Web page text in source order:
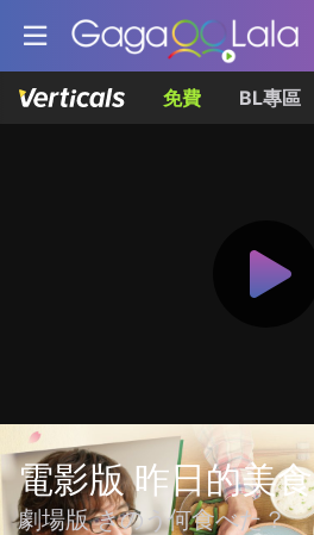
免費 BL專區
電影版 昨日的美食
劇場版 きのう何食べた？